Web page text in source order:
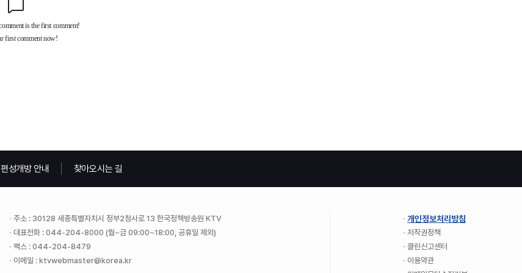
편성개방 안내 찾아오시는 길
주소 : 30128 세종특별자치시 정부2청사로 13 한국정책방송원 KTV
대표전화 : 044-204-8000 (월~금 09:00~18:00, 공휴일 제외)
팩스 : 044-204-8479
이메일 : ktvwebmaster@korea.kr
개인정보처리방침
저작권정책
클린신고센터
이용약관